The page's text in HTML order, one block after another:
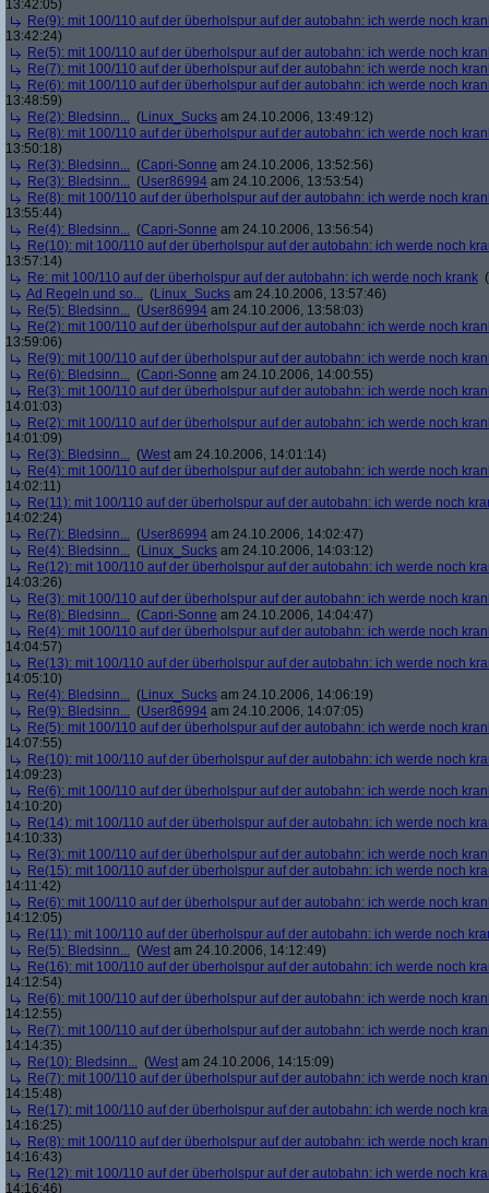
13:42:05)
Re(9): mit 100/110 auf der überholspur auf der autobahn: ich werde noch
13:42:24)
Re(5): mit 100/110 auf der überholspur auf der autobahn: ich werde noch
Re(7): mit 100/110 auf der überholspur auf der autobahn: ich werde noch
Re(6): mit 100/110 auf der überholspur auf der autobahn: ich werde noch
13:48:59)
Re(2): Bledsinn... (Linux_Sucks am 24.10.2006, 13:49:12)
Re(8): mit 100/110 auf der überholspur auf der autobahn: ich werde noch
13:50:18)
Re(3): Bledsinn... (Capri-Sonne am 24.10.2006, 13:52:56)
Re(3): Bledsinn... (User86994 am 24.10.2006, 13:53:54)
Re(8): mit 100/110 auf der überholspur auf der autobahn: ich werde noch
13:55:44)
Re(4): Bledsinn... (Capri-Sonne am 24.10.2006, 13:56:54)
Re(10): mit 100/110 auf der überholspur auf der autobahn: ich werde noch
13:57:14)
Re: mit 100/110 auf der überholspur auf der autobahn: ich werde noch krank (
Ad Regeln und so... (Linux_Sucks am 24.10.2006, 13:57:46)
Re(5): Bledsinn... (User86994 am 24.10.2006, 13:58:03)
Re(2): mit 100/110 auf der überholspur auf der autobahn: ich werde noch
13:59:06)
Re(9): mit 100/110 auf der überholspur auf der autobahn: ich werde noch
Re(6): Bledsinn... (Capri-Sonne am 24.10.2006, 14:00:55)
Re(3): mit 100/110 auf der überholspur auf der autobahn: ich werde noch
14:01:03)
Re(2): mit 100/110 auf der überholspur auf der autobahn: ich werde noch
14:01:09)
Re(3): Bledsinn... (West am 24.10.2006, 14:01:14)
Re(4): mit 100/110 auf der überholspur auf der autobahn: ich werde noch
14:02:11)
Re(11): mit 100/110 auf der überholspur auf der autobahn: ich werde noch
14:02:24)
Re(7): Bledsinn... (User86994 am 24.10.2006, 14:02:47)
Re(4): Bledsinn... (Linux_Sucks am 24.10.2006, 14:03:12)
Re(12): mit 100/110 auf der überholspur auf der autobahn: ich werde noch
14:03:26)
Re(3): mit 100/110 auf der überholspur auf der autobahn: ich werde noch
Re(8): Bledsinn... (Capri-Sonne am 24.10.2006, 14:04:47)
Re(4): mit 100/110 auf der überholspur auf der autobahn: ich werde noch
14:04:57)
Re(13): mit 100/110 auf der überholspur auf der autobahn: ich werde noch
14:05:10)
Re(4): Bledsinn... (Linux_Sucks am 24.10.2006, 14:06:19)
Re(9): Bledsinn... (User86994 am 24.10.2006, 14:07:05)
Re(5): mit 100/110 auf der überholspur auf der autobahn: ich werde noch
14:07:55)
Re(10): mit 100/110 auf der überholspur auf der autobahn: ich werde noch
14:09:23)
Re(6): mit 100/110 auf der überholspur auf der autobahn: ich werde noch
14:10:20)
Re(14): mit 100/110 auf der überholspur auf der autobahn: ich werde noch
14:10:33)
Re(3): mit 100/110 auf der überholspur auf der autobahn: ich werde noch
Re(15): mit 100/110 auf der überholspur auf der autobahn: ich werde noch
14:11:42)
Re(6): mit 100/110 auf der überholspur auf der autobahn: ich werde noch
14:12:05)
Re(11): mit 100/110 auf der überholspur auf der autobahn: ich werde noch
Re(5): Bledsinn... (West am 24.10.2006, 14:12:49)
Re(16): mit 100/110 auf der überholspur auf der autobahn: ich werde noch
14:12:54)
Re(6): mit 100/110 auf der überholspur auf der autobahn: ich werde noch
14:12:55)
Re(7): mit 100/110 auf der überholspur auf der autobahn: ich werde noch
14:14:35)
Re(10): Bledsinn... (West am 24.10.2006, 14:15:09)
Re(7): mit 100/110 auf der überholspur auf der autobahn: ich werde noch
14:15:48)
Re(17): mit 100/110 auf der überholspur auf der autobahn: ich werde noch
14:16:25)
Re(8): mit 100/110 auf der überholspur auf der autobahn: ich werde noch
14:16:43)
Re(12): mit 100/110 auf der überholspur auf der autobahn: ich werde noch
14:16:46)